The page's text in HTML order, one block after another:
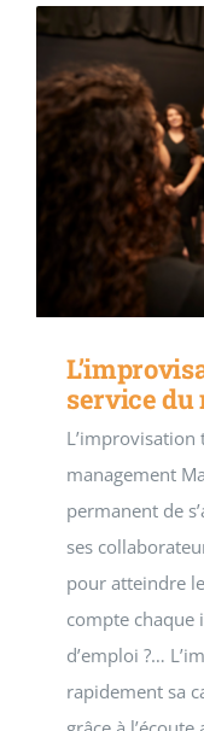
service du
L’improvisation
management
permanent de
ses
pour atteindre
compte chaque
d’emploi ?…
rapidement sa